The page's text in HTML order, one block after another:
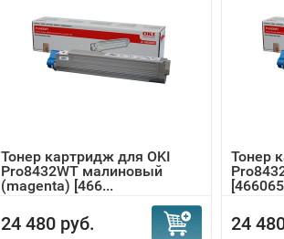
Тонер картридж для OKI
Pro8432WT малиновый
(magenta) [466...
24 480 руб.
Тонер
24